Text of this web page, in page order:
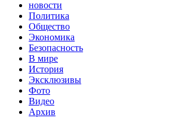
новости
Политика
Общество
Экономика
Безопасность
В мире
История
Эксклюзивы
Фото
Видео
Архив